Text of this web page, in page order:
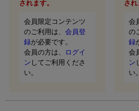
されます。
会員限定コンテンツ
のご利用は、 会員登
録が必要です。
会員の方は、
ログイ
ン してご利用くださ
い。
され
会
の
録
会
ン
い。